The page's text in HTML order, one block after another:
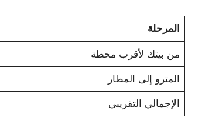
المرحلة
من بيتك لأقرب محطة
المترو إلى المطار
الإجمالي التقريبي